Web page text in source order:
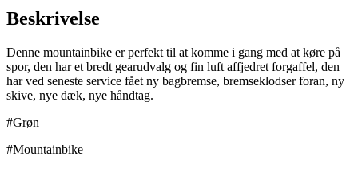
Beskrivelse
Denne mountainbike er perfekt til at komme i gang med at køre på
spor, den har et bredt gearudvalg og fin luft affjedret forgaffel, den
har ved seneste service fået ny bagbremse, bremseklodser foran, ny
skive, nye dæk, nye håndtag.
#Grøn
#Mountainbike